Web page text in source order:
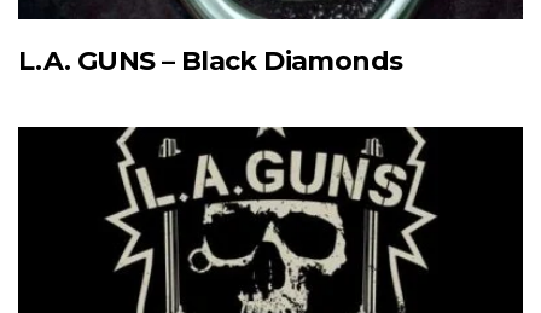
L.A. GUNS – Black Diamonds